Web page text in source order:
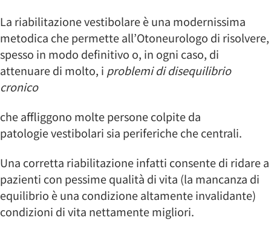
La riabilitazione vestibolare è una modernissima
metodica che permette all’Otoneurologo di risolvere,
spesso in modo definitivo o, in ogni caso, di
attenuare di molto, i problemi di disequilibrio
cronico
che affliggono molte persone colpite da
patologie vestibolari sia periferiche che centrali.
Una corretta riabilitazione infatti consente di ridare a
pazienti con pessime qualità di vita (la mancanza di
equilibrio è una condizione altamente invalidante)
condizioni di vita nettamente migliori.